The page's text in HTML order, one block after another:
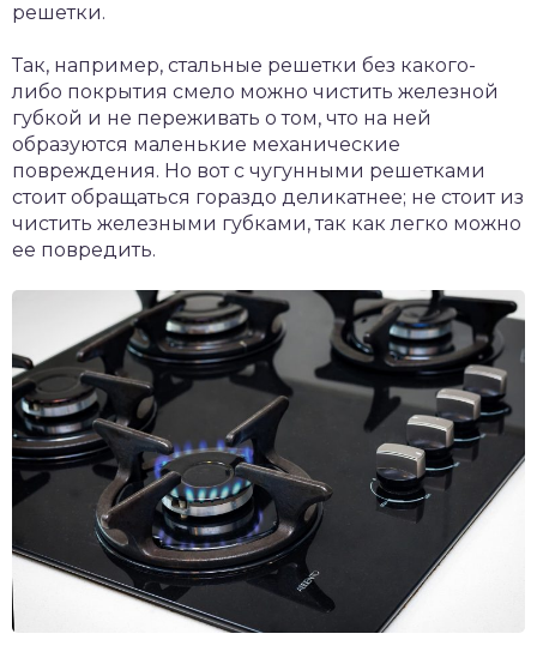
решетки.
Так, например, стальные решетки без какого-
либо покрытия смело можно чистить железной
губкой и не переживать о том, что на ней
образуются маленькие механические
повреждения. Но вот с чугунными решетками
стоит обращаться гораздо деликатнее; не стоит из
чистить железными губками, так как легко можно
ее повредить.